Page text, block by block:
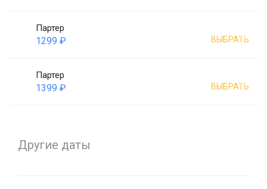
Партер
1299 ₽ ВЫБРАТЬ
Партер
1399 ₽ ВЫБРАТЬ
Другие даты